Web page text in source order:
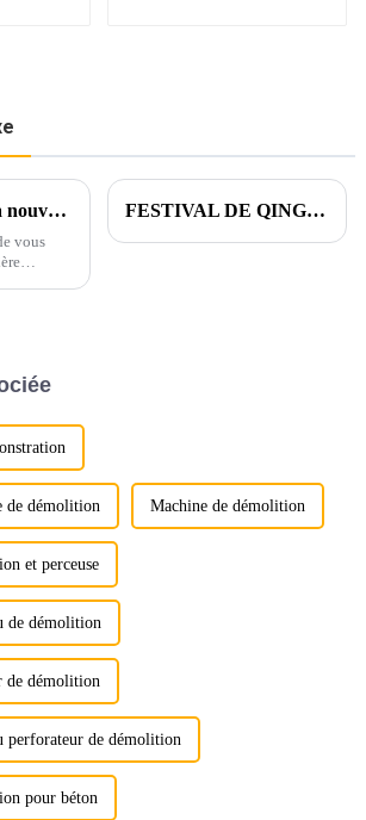
Lancement de la nouvelle poutre de nivellement pour excavatrice LG !
vous
FESTIVAL DE QINGMING
de démolition Machine de démolition
et perceuse
de démolition
de démolition
perforateur de démolition
pour béton